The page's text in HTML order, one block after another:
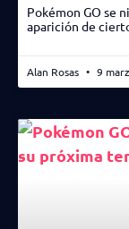
Pokémon GO se
aparición de
Alan Rosas 9